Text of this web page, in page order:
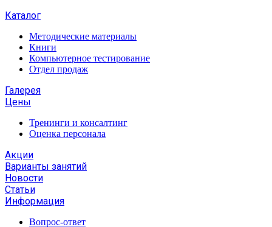
Каталог
Методические материалы
Книги
Компьютерное тестирование
Отдел продаж
Галерея
Цены
Тренинги и консалтинг
Оценка персонала
Акции
Варианты занятий
Новости
Статьи
Информация
Вопрос-ответ